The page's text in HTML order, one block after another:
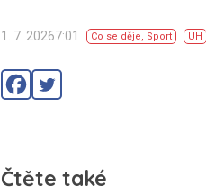
1. 7. 20267:01 Co se děje, Sport UH
Čtěte také